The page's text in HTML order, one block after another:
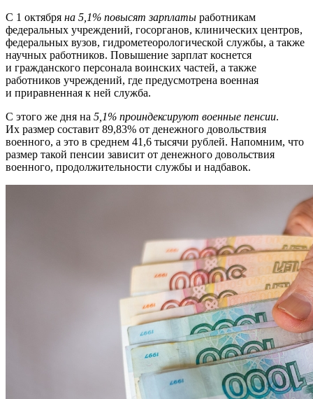
С 1 октября на 5,1% повысят зарплаты работникам
федеральных учреждений, госорганов, клинических центров,
федеральных вузов, гидрометеорологической службы, а также
научных работников. Повышение зарплат коснется
и гражданского персонала воинских частей, а также
работников учреждений, где предусмотрена военная
и приравненная к ней служба.
С этого же дня на 5,1% проиндексируют военные пенсии.
Их размер составит 89,83% от денежного довольствия
военного, а это в среднем 41,6 тысячи рублей. Напомним, что
размер такой пенсии зависит от денежного довольствия
военного, продолжительности службы и надбавок.